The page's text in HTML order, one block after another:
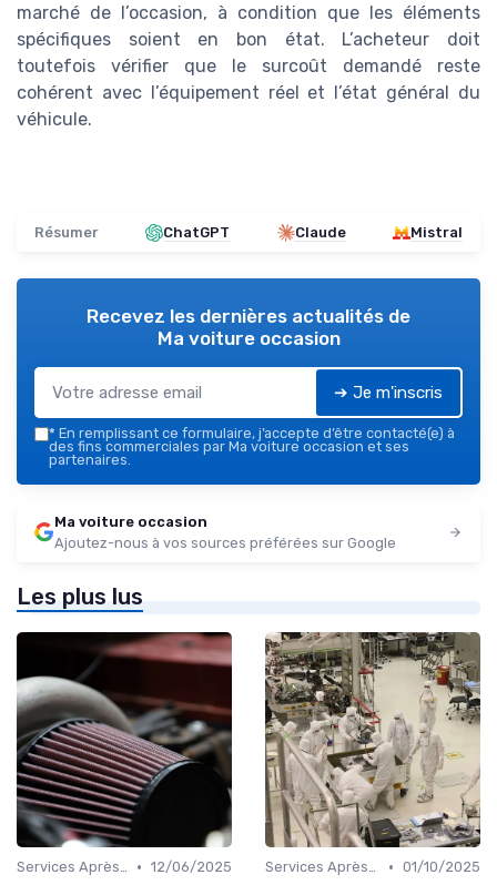
marché de l’occasion, à condition que les éléments
spécifiques soient en bon état. L’acheteur doit
toutefois vérifier que le surcoût demandé reste
cohérent avec l’équipement réel et l’état général du
véhicule.
Résumer ChatGPT Claude Mistral
Recevez les dernières actualités de
Ma voiture occasion
➔ Je m'inscris
* En remplissant ce formulaire, j’accepte d’être contacté(e) à
des fins commerciales par Ma voiture occasion et ses
partenaires.
Ma voiture occasion
Ajoutez-nous à vos sources préférées sur Google
Les plus lus
Services Après-Vente • 12/06/2025
Services Après-Vente • 01/10/2025